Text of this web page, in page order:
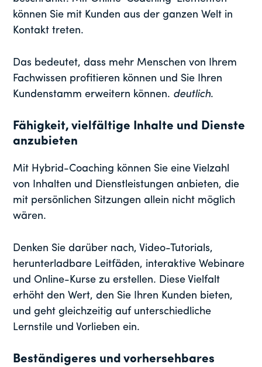
können Sie mit Kunden aus der ganzen Welt in
Kontakt treten.
Das bedeutet, dass mehr Menschen von Ihrem
Fachwissen profitieren können und Sie Ihren
Kundenstamm erweitern können. deutlich.
Fähigkeit, vielfältige Inhalte und Dienste
anzubieten
Mit Hybrid-Coaching können Sie eine Vielzahl
von Inhalten und Dienstleistungen anbieten, die
mit persönlichen Sitzungen allein nicht möglich
wären.
Denken Sie darüber nach, Video-Tutorials,
herunterladbare Leitfäden, interaktive Webinare
und Online-Kurse zu erstellen. Diese Vielfalt
erhöht den Wert, den Sie Ihren Kunden bieten,
und geht gleichzeitig auf unterschiedliche
Lernstile und Vorlieben ein.
Beständigeres und vorhersehbares